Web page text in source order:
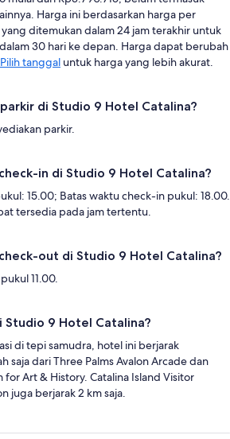
Harga ini berdasarkan harga per
ditemukan dalam 24 jam terakhir untuk
30 hari ke depan. Harga dapat berubah
Pilih tanggal untuk harga yang lebih akurat.
di Studio 9 Hotel Catalina?
parkir.
in di Studio 9 Hotel Catalina?
15.00; Batas waktu check-in pukul: 18.00.
tersedia pada jam tertentu.
out di Studio 9 Hotel Catalina?
11.00.
Studio 9 Hotel Catalina?
di tepi samudra, hotel ini berjarak
saja dari Three Palms Avalon Arcade dan
for Art & History. Catalina Island Visitor
juga berjarak 2 km saja.